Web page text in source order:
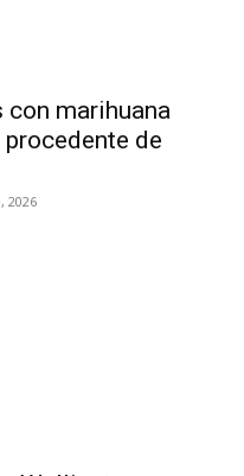
con marihuana
de
2026